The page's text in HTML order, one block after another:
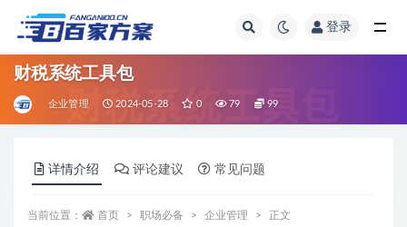
登录
财税系统工具包
企业管理 2024-05-28 0 79 99
详情介绍 评论建议 常见问题
当前位置： 首页 职场必备 企业管理 正文